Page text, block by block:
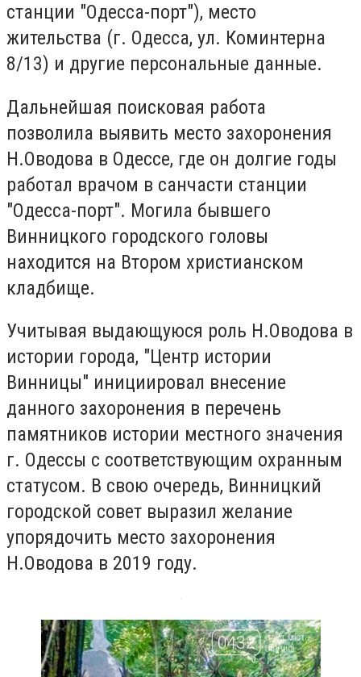
станции "Одесса-порт"), место
жительства (г. Одесса, ул. Коминтерна
8/13) и другие персональные данные.
Дальнейшая поисковая работа
позволила выявить место захоронения
Н.Оводова в Одессе, где он долгие годы
работал врачом в санчасти станции
"Одесса-порт". Могила бывшего
Винницкого городского головы
находится на Втором христианском
кладбище.
Учитывая выдающуюся роль Н.Оводова в
истории города, "Центр истории
Винницы" инициировал внесение
данного захоронения в перечень
памятников истории местного значения
г. Одессы с соответствующим охранным
статусом. В свою очередь, Винницкий
городской совет выразил желание
упорядочить место захоронения
Н.Оводова в 2019 году.